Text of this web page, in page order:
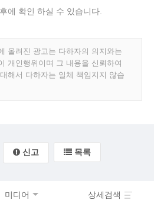
에 확인 하실 수 있습니다.
올려진 광고는 다하자의 의지와는
개인행위이며 그 내용을 신뢰하여
해서 다하자는 일체 책임지지 않습
신고 목록
미디어 상세검색